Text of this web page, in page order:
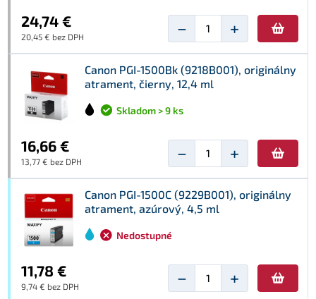
24,74 €
20,45 € bez DPH − +
Canon PGI-1500Bk (9218B001), originálny
atrament, čierny, 12,4 ml
Skladom > 9 ks
16,66 €
13,77 € bez DPH − +
Canon PGI-1500C (9229B001), originálny
atrament, azúrový, 4,5 ml
Nedostupné
11,78 €
9,74 € bez DPH − +